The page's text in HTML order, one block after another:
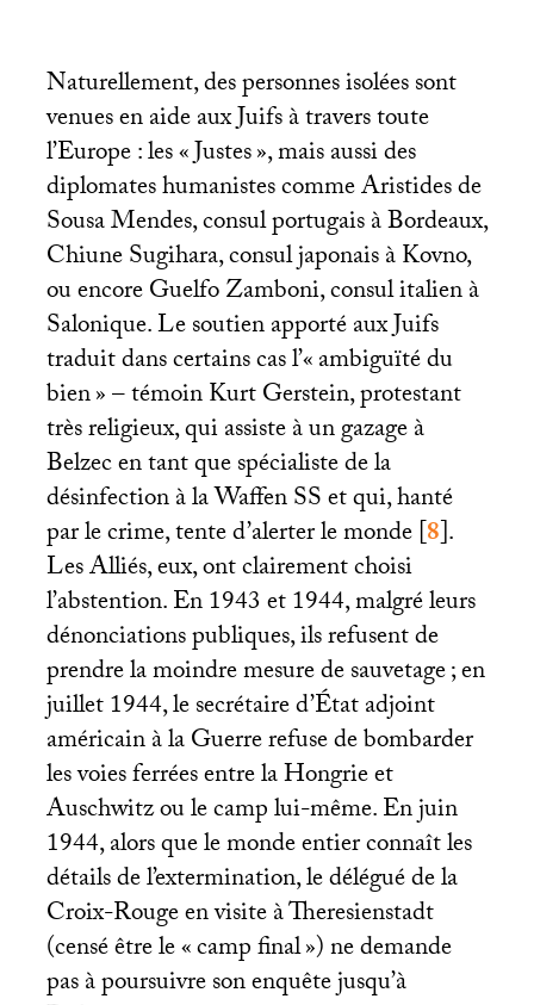
Naturellement, des personnes isolées sont
venues en aide aux Juifs à travers toute
l’Europe : les «Justes», mais aussi des
diplomates humanistes comme Aristides de
Sousa Mendes, consul portugais à Bordeaux,
Chiune Sugihara, consul japonais à Kovno,
ou encore Guelfo Zamboni, consul italien à
Salonique. Le soutien apporté aux Juifs
traduit dans certains cas l’«ambiguïté du
bien» – témoin Kurt Gerstein, protestant
très religieux, qui assiste à un gazage à
Belzec en tant que spécialiste de la
désinfection à la WaffenSSet qui, hanté
par le crime, tente d’alerter le monde[8].
Les Alliés, eux, ont clairement choisi
l’abstention. En 1943 et 1944, malgré leurs
dénonciations publiques, ils refusent de
prendre la moindre mesure de sauvetage; en
juillet 1944, le secrétaire d’État adjoint
américain à la Guerre refuse de bombarder
les voies ferrées entre la Hongrie et
Auschwitz ou le camp lui-même. En juin
1944, alors que le monde entier connaît les
détails de l’extermination, le délégué de la
Croix-Rouge en visite à Theresienstadt
(censé être le «camp final») ne demande
pas à poursuivre son enquête jusqu’à